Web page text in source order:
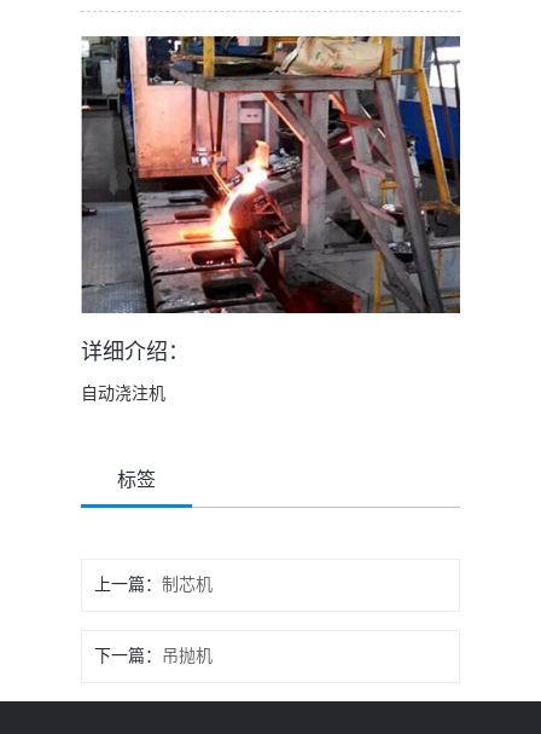
详细介绍：
自动浇注机
标签
上一篇：制芯机
下一篇： 吊抛机